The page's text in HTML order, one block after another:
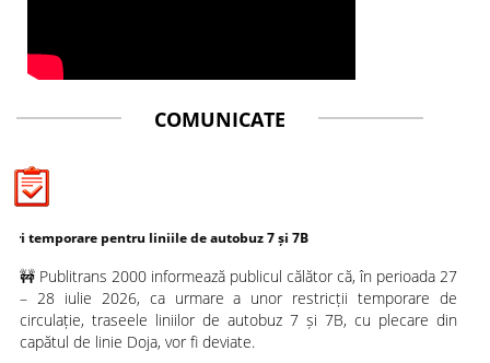
COMUNICATE
pentru liniile de autobuz 7 și 7B
🚧 Publitrans 2000 informează publicul călător că, în perioada 27
– 28 iulie 2026, ca urmare a unor restricții temporare de
circulație, traseele liniilor de autobuz 7 și 7B, cu plecare din
capătul de linie Doja, vor fi deviate.